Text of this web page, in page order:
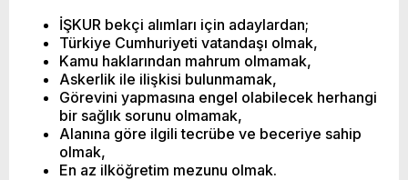
İŞKUR bekçi alımları için adaylardan;
Türkiye Cumhuriyeti vatandaşı olmak,
Kamu haklarından mahrum olmamak,
Askerlik ile ilişkisi bulunmamak,
Görevini yapmasına engel olabilecek herhangi
bir sağlık sorunu olmamak,
Alanına göre ilgili tecrübe ve beceriye sahip
olmak,
En az ilköğretim mezunu olmak.